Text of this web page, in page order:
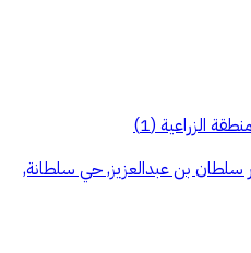
الزراعية(
1
)
سلطان بن عبدالعزيز, حي سلطانة,